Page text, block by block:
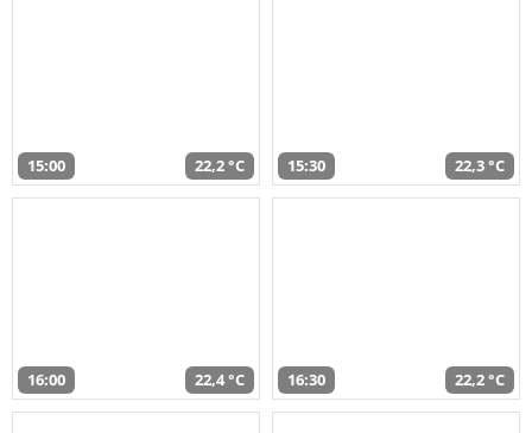
15:00 22,2 °C 15:30 22,3 °C
16:00 22,4 °C 16:30 22,2 °C